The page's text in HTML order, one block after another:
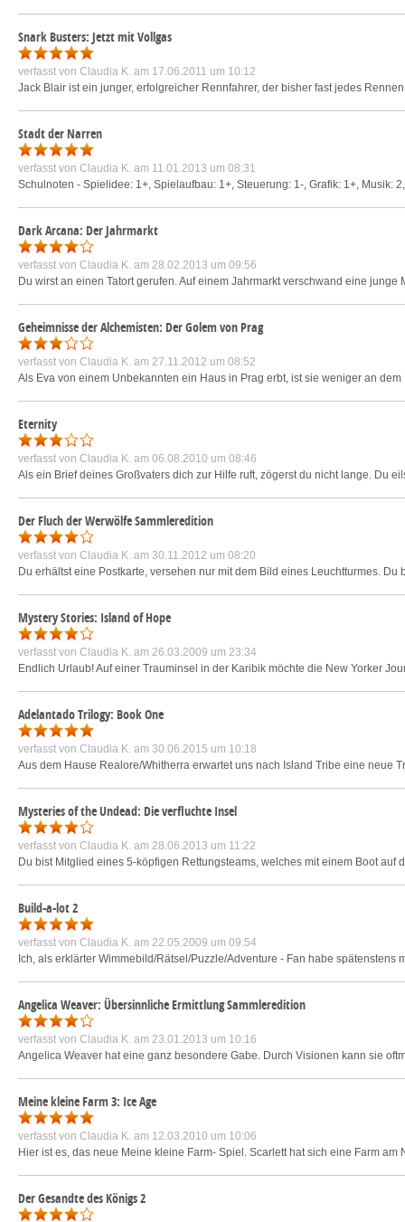
Snark Busters: Jetzt mit Vollgas
verfasst von Claudia K. am 17.06.2011 um 10:12
Jack Blair ist ein junger, erfolgreicher Rennfahrer, der bisher fast jedes
Stadt der Narren
verfasst von Claudia K. am 11.01.2013 um 08:31
Schulnoten - Spielidee: 1+, Spielaufbau: 1+, Steuerung: 1-, Grafik: 1+, Musik:
Dark Arcana: Der Jahrmarkt
verfasst von Claudia K. am 28.02.2013 um 09:56
Du wirst an einen Tatort gerufen. Auf einem Jahrmarkt verschwand eine
Geheimnisse der Alchemisten: Der Golem von Prag
verfasst von Claudia K. am 27.11.2012 um 08:52
Als Eva von einem Unbekannten ein Haus in Prag erbt, ist sie weniger an
Eternity
verfasst von Claudia K. am 06.08.2010 um 08:46
Als ein Brief deines Großvaters dich zur Hilfe ruft, zögerst du nicht lange. Du
Der Fluch der Werwölfe Sammleredition
verfasst von Claudia K. am 30.11.2012 um 08:20
Du erhältst eine Postkarte, versehen nur mit dem Bild eines Leuchtturmes.
Mystery Stories: Island of Hope
verfasst von Claudia K. am 26.03.2009 um 23:34
Endlich Urlaub! Auf einer Trauminsel in der Karibik möchte die New Yorker
Adelantado Trilogy: Book One
verfasst von Claudia K. am 30.06.2015 um 10:18
Aus dem Hause Realore/Whitherra erwartet uns nach Island Tribe eine neue
Mysteries of the Undead: Die verfluchte Insel
verfasst von Claudia K. am 28.06.2013 um 11:22
Du bist Mitglied eines 5-köpfigen Rettungsteams, welches mit einem Boot
Build-a-lot 2
verfasst von Claudia K. am 22.05.2009 um 09:54
Ich, als erklärter Wimmebild/Rätsel/Puzzle/Adventure - Fan habe
Angelica Weaver: Übersinnliche Ermittlung Sammleredition
verfasst von Claudia K. am 23.01.2013 um 10:16
Angelica Weaver hat eine ganz besondere Gabe. Durch Visionen kann sie
Meine kleine Farm 3: Ice Age
verfasst von Claudia K. am 12.03.2010 um 10:06
Hier ist es, das neue Meine kleine Farm- Spiel. Scarlett hat sich eine Farm
Der Gesandte des Königs 2